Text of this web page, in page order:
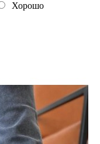
Хорошо